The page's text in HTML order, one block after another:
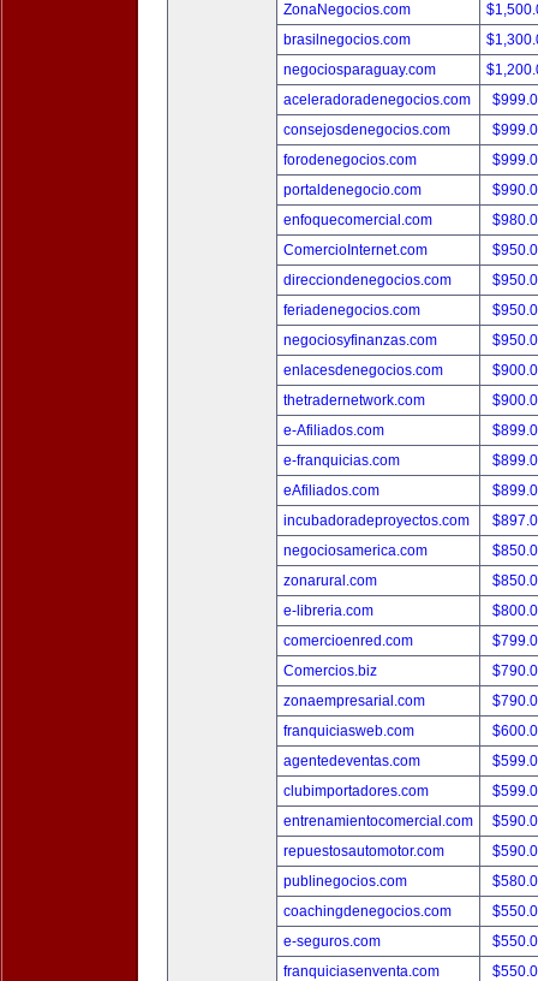
ZonaNegocios.com
brasilnegocios.com
negociosparaguay.com
aceleradoradenegocios.com
consejosdenegocios.com
forodenegocios.com
portaldenegocio.com
enfoquecomercial.com
ComercioInternet.com
direcciondenegocios.com
feriadenegocios.com
negociosyfinanzas.com
enlacesdenegocios.com
thetradernetwork.com
e-Afiliados.com
e-franquicias.com
eAfiliados.com
incubadoradeproyectos.com
negociosamerica.com
zonarural.com
e-libreria.com
comercioenred.com
Comercios.biz
zonaempresarial.com
franquiciasweb.com
agentedeventas.com
clubimportadores.com
entrenamientocomercial.com
repuestosautomotor.com
publinegocios.com
coachingdenegocios.com
e-seguros.com
franquiciasenventa.com